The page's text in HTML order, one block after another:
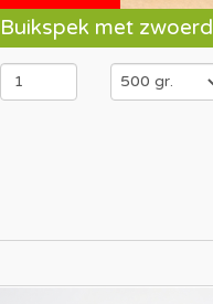
Buikspek met zwoerd